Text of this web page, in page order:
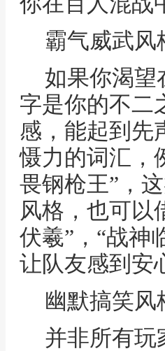
霸气威武风
如果你渴望
字是你的不二
感，能起到先
慑力的词汇，
畏钢枪王”，
风格，也可以
伏羲”，“战神
让队友感到安
幽默搞笑风
并非所有玩